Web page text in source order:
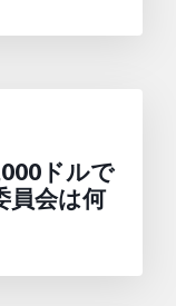
ドルで
員会は何